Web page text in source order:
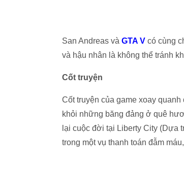
San Andreas và GTA V có cùng
và hậu nhân là không thể tránh
Cốt truyện
Cốt truyện của game xoay
khỏi những băng đảng ở quê
lại cuộc đời tại Liberty City (Dựa
trong một vụ thanh toán đẫm